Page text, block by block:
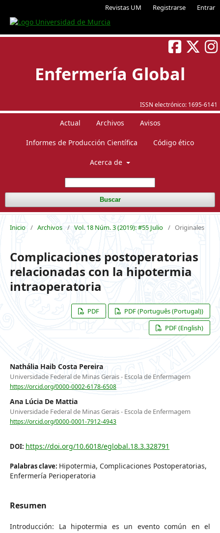
Revistas UM Registrarse Entrar
ISSN electrónico: 1695-6141
Enfermería Global
Actual Archivos Avisos
Informes de Producción Científica Código ético
Acerca de
Buscar
Inicio / Archivos / Vol. 18 Núm. 3 (2019): #55 Julio / Originales
Complicaciones postoperatorias
relacionadas con la hipotermia
intraoperatoria
PDF
PDF (Português (Portugal))
PDF (English)
Nathália Haib Costa Pereira
Universidade Federal de Minas Gerais - Escola de Enfermagem
https://orcid.org/0000-0002-6178-6508
Ana Lúcia De Mattia
Universidade Federal de Minas Gerais - Escola de Enfermagem
https://orcid.org/0000-0001-7912-4943
DOI: https://doi.org/10.6018/eglobal.18.3.328791
Palabras clave: Hipotermia, Complicaciones Postoperatorias,
Enfermería Perioperatoria
Resumen
Introducción: La hipotermia es un evento común en el